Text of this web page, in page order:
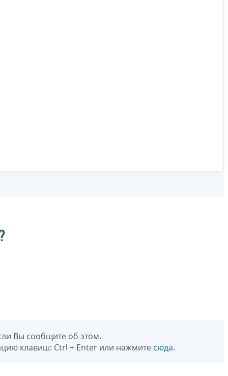
Вы сообщите об этом.
клавиш: Ctrl + Enter или нажмите сюда.